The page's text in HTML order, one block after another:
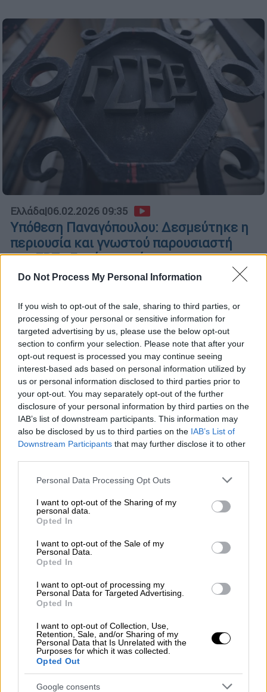
Do Not Process My Personal Information
If you wish to opt-out of the sale, sharing to third parties, or
processing of your personal or sensitive information for
targeted advertising by us, please use the below opt-out
section to confirm your selection. Please note that after your
opt-out request is processed you may continue seeing
interest-based ads based on personal information utilized by
us or personal information disclosed to third parties prior to
your opt-out. You may separately opt-out of the further
disclosure of your personal information by third parties on the
IAB’s list of downstream participants. This information may
also be disclosed by us to third parties on the IAB’s List of
Downstream Participants that may further disclose it to other
Please note that this website/app uses one or more Google
not limited to your visit or usage behaviour. You may click to
grant or deny consent to Google and its third-party tags to
use your data for below specified purposes in below Google
consent section.
Personal Data Processing Opt Outs
I want to opt-out of the Sharing of my
personal data.
Opted In
I want to opt-out of the Sale of my
Personal Data.
Opted In
I want to opt-out of processing my
Personal Data for Targeted Advertising.
Opted In
I want to opt-out of Collection, Use,
Retention, Sale, and/or Sharing of my
Personal Data that Is Unrelated with the
Purposes for which it was collected.
Opted Out
Google consents
Ελλάδα|06.02.2026 09:35
Υπόθεση Παναγόπουλου: Δεσμεύτηκε η
περιουσία και γνωστού παρουσιαστή
της ΕΡΤ - Γιατί ερευνάται
Η Αρχή για το Ξέπλυμα Μαύρου Χρήματος
σχέση στη ΓΣΕΕ - Δεσμεύτηκαν λογαριασμοί
και περιουσιακά στοιχεία
Κόσμος|30.01.2026 14:45
Έχασε την περιουσία της και έμεινε
Τσάρλι Χάναμ και άλλους - Πώς την
εξαπάτησαν
«Όλοι έλεγαν ότι με αγαπούσαν και ήθελαν
να έρθουν στην Αγγλία για να είμαστε μαζί»,
ανέφερε.